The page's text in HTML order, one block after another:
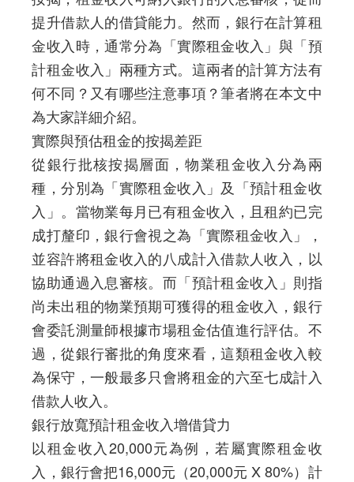
提升借款人的借貸能力。然而，銀行在計算租
金收入時，通常分為「實際租金收入」與「預
計租金收入」兩種方式。這兩者的計算方法有
何不同？又有哪些注意事項？筆者將在本文中
為大家詳細介紹。
實際與預估租金的按揭差距
從銀行批核按揭層面，物業租金收入分為兩
種，分別為「實際租金收入」及「預計租金收
入」。當物業每月已有租金收入，且租約已完
成打釐印，銀行會視之為「實際租金收入」，
並容許將租金收入的八成計入借款人收入，以
協助通過入息審核。而「預計租金收入」則指
尚未出租的物業預期可獲得的租金收入，銀行
會委託測量師根據市場租金估值進行評估。不
過，從銀行審批的角度來看，這類租金收入較
為保守，一般最多只會將租金的六至七成計入
借款人收入。
銀行放寬預計租金收入增借貸力
以租金收入20,000元為例，若屬實際租金收
入，銀行會把16,000元（20,000元 X 80%）計